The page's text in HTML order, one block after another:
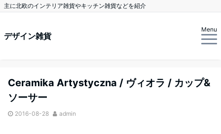
主に北欧のインテリア雑貨やキッチン雑貨などを紹介
デザイン雑貨
Menu
Ceramika Artystyczna / ヴィオラ / カップ&
ソーサー
2016-08-28 admin